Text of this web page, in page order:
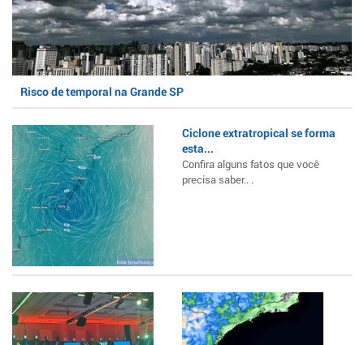
Risco de temporal na Grande SP
Ciclone extratropical se forma
esta...
Confira alguns fatos que você
precisa saber.. .